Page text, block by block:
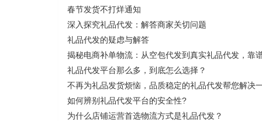
春节发货不打烊通知
深入探究礼品代发：解答商家关切问题
礼品代发的疑虑与解答
揭秘电商补单物流：从空包代发到真实礼品代发，靠
礼品代发平台那么多，到底怎么选择？
不再为礼品发货烦恼，品质稳定的礼品代发帮您解决
如何辨别礼品代发平台的安全性?
为什么店铺运营首选物流方式是礼品代发？